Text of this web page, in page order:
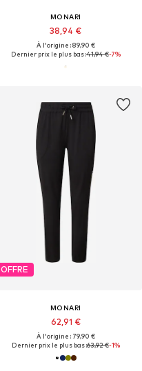
MONARI
38,94 €
À l'origine : 89,90 €
Dernier prix le plus bas :41,94 €-7%
OFFRE
MONARI
62,91 €
À l'origine : 79,90 €
Dernier prix le plus bas :63,92 €-1%